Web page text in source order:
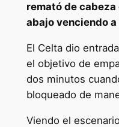
remató de
abajo venciendo
El Celta dio
el objetivo de
dos minutos
bloqueado de
Viendo el